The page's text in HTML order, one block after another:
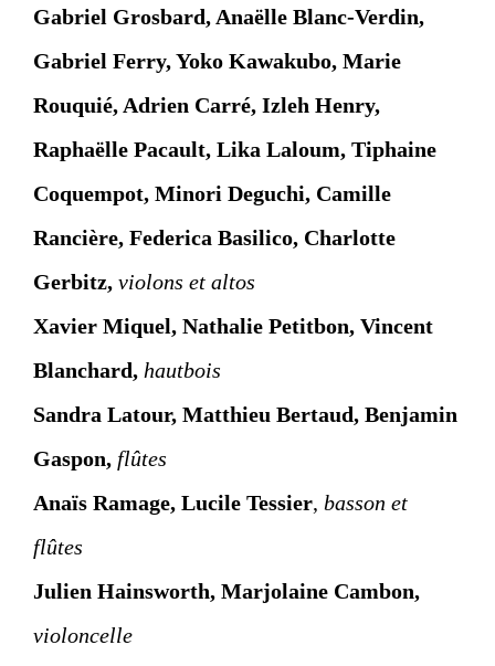
Gabriel Grosbard, Anaëlle Blanc-Verdin,
Gabriel Ferry, Yoko Kawakubo, Marie
Rouquié, Adrien Carré, Izleh Henry,
Raphaëlle Pacault, Lika Laloum, Tiphaine
Coquempot, Minori Deguchi, Camille
Rancière, Federica Basilico, Charlotte
Gerbitz, violons et altos
Xavier Miquel, Nathalie Petitbon, Vincent
Blanchard, hautbois
Sandra Latour, Matthieu Bertaud, Benjamin
Gaspon, flûtes
Anaïs Ramage, Lucile Tessier, basson et
flûtes
Julien Hainsworth, Marjolaine Cambon,
violoncelle